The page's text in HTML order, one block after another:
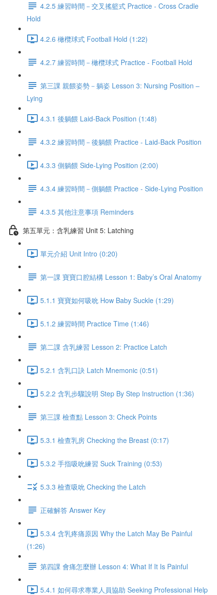
4.2.5 練習時間－交叉搖籃式 Practice - Cross Cradle
Hold
4.2.6 橄欖球式 Football Hold (1:22)
4.2.7 練習時間－橄欖球式 Practice - Football Hold
第三課 親餵姿勢－躺姿 Lesson 3: Nursing Position –
Lying
4.3.1 後躺餵 Laid-Back Position (1:48)
4.3.2 練習時間－後躺餵 Practice - Laid-Back Position
4.3.3 側躺餵 Side-Lying Position (2:00)
4.3.4 練習時間－側躺餵 Practice - Side-Lying Position
4.3.5 其他注意事項 Reminders
第五單元：含乳練習 Unit 5: Latching
單元介紹 Unit Intro (0:20)
第一課 寶寶口腔結構 Lesson 1: Baby’s Oral Anatomy
5.1.1 寶寶如何吸吮 How Baby Suckle (1:29)
5.1.2 練習時間 Practice Time (1:46)
第二課 含乳練習 Lesson 2: Practice Latch
5.2.1 含乳口訣 Latch Mnemonic (0:51)
5.2.2 含乳步驟說明 Step By Step Instruction (1:36)
第三課 檢查點 Lesson 3: Check Points
5.3.1 檢查乳房 Checking the Breast (0:17)
5.3.2 手指吸吮練習 Suck Training (0:53)
5.3.3 檢查吸吮 Checking the Latch
正確解答 Answer Key
5.3.4 含乳疼痛原因 Why the Latch May Be Painful
(1:26)
第四課 會痛怎麼辦 Lesson 4: What If It Is Painful
5.4.1 如何尋求專業人員協助 Seeking Professional Help